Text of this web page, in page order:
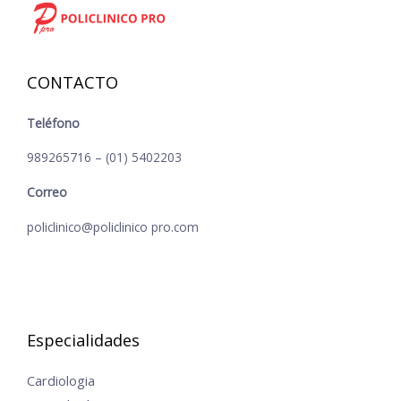
CONTACTO
Teléfono
989265716 – (01) 5402203
Correo
policlinico@policlinico pro.com
Especialidades
Cardiologia